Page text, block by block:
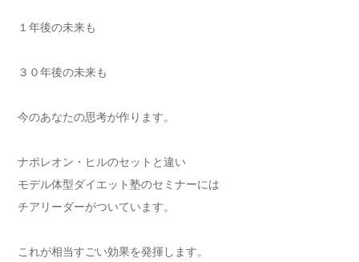
１年後の未来も
３０年後の未来も
今のあなたの思考が作ります。
ナポレオン・ヒルのセットと違い
モデル体型ダイエット塾のセミナーには
チアリーダーがついています。
これが相当すごい効果を発揮します。